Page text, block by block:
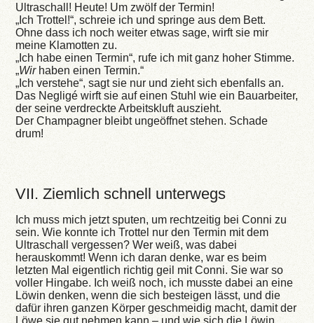
Ultraschall! Heute! Um zwölf der Termin!
„Ich Trottel!“, schreie ich und springe aus dem Bett.
Ohne dass ich noch weiter etwas sage, wirft sie mir
meine Klamotten zu.
„Ich habe einen Termin“, rufe ich mit ganz hoher Stimme.
„Wirhaben einen Termin.“
„Ich verstehe“, sagt sie nur und zieht sich ebenfalls an.
Das Negligé wirft sie auf einen Stuhl wie ein Bauarbeiter,
der seine verdreckte Arbeitskluft auszieht.
Der Champagner bleibt ungeöffnet stehen. Schade
drum!
VII. Ziemlich schnell unterwegs
Ich muss mich jetzt sputen, um rechtzeitig bei Conni zu
sein. Wie konnte ich Trottel nur den Termin mit dem
Ultraschall vergessen? Wer weiß, was dabei
herauskommt! Wenn ich daran denke, war es beim
letzten Mal eigentlich richtig geil mit Conni. Sie war so
voller Hingabe. Ich weiß noch, ich musste dabei an eine
Löwin denken, wenn die sich besteigen lässt, und die
dafür ihren ganzen Körper geschmeidig macht, damit der
Löwe sie gut nehmen kann – und wie sich die Löwin